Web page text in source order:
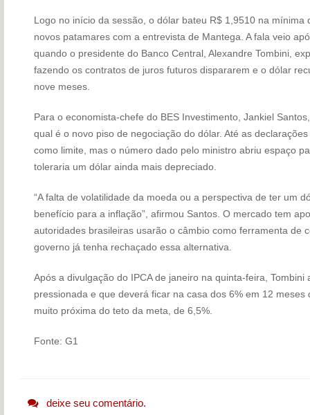
Logo no início da sessão, o dólar bateu R$ 1,9510 na mínima
novos patamares com a entrevista de Mantega. A fala veio
quando o presidente do Banco Central, Alexandre Tombini,
fazendo os contratos de juros futuros dispararem e o dólar
nove meses.
Para o economista-chefe do BES Investimento, Jankiel
qual é o novo piso de negociação do dólar. Até as
como limite, mas o número dado pelo ministro abriu espaço
toleraria um dólar ainda mais depreciado.
“A falta de volatilidade da moeda ou a perspectiva de ter um
benefício para a inflação”, afirmou Santos. O mercado tem
autoridades brasileiras usarão o câmbio como ferramenta de
governo já tenha rechaçado essa alternativa.
Após a divulgação do IPCA de janeiro na quinta-feira,
pressionada e que deverá ficar na casa dos 6% em 12
muito próxima do teto da meta, de 6,5%.
Fonte: G1
deixe seu comentário.